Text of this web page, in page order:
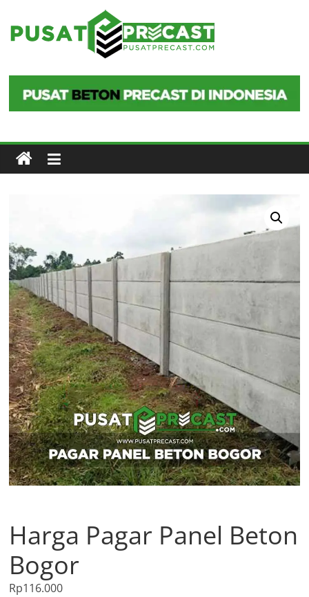
content
Pusat
Precast
Precast
di
Harga Pagar Panel Beton
Bogor
Rp116.000